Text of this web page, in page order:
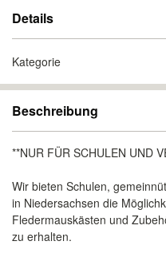
Details
Kategorie
Beschreibung
**NUR FÜR SCHULEN UND
Wir bieten Schulen,
in Niedersachsen die
Fledermauskästen und
zu erhalten.